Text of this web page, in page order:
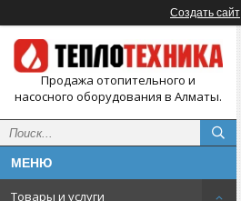
Создать сайт
Продажа отопительного и
насосного оборудования в Алматы.
Товары и услуги